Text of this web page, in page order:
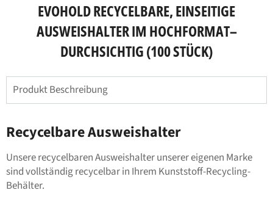
EVOHOLD RECYCELBARE, EINSEITIGE
AUSWEISHALTER IM HOCHFORMAT–
DURCHSICHTIG (100 STÜCK)
Produkt Beschreibung
Recycelbare Ausweishalter
Unsere recycelbaren Ausweishalter unserer eigenen Marke
sind vollständig recycelbar in Ihrem Kunststoff-Recycling-
Behälter.